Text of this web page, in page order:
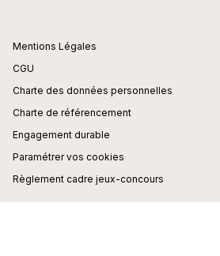
Mentions Légales
CGU
Charte des données personnelles
Charte de référencement
Engagement durable
Paramétrer vos cookies
Règlement cadre jeux-concours